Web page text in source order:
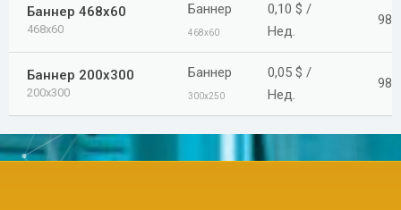
Баннер 468x60
468x60
Баннер
468x60
0,10 $ /
Нед.
98
Баннер 200x300
200x300
Баннер
300x250
0,05 $ /
Нед.
98